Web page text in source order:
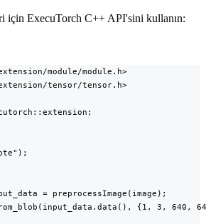
için ExecuTorch C++ API'sini kullanın:
module/module.h>
tensor/tensor.h>
= preprocessImage(image);
{1, 3, 640,